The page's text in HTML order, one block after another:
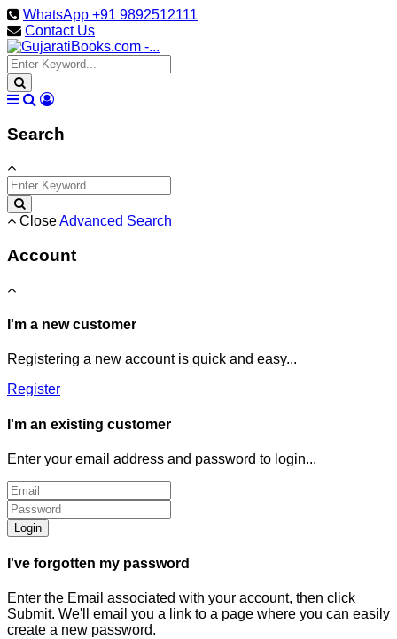
WhatsApp +91 9892512111
Contact Us
Search
CloseAdvanced Search
Account
I'm a new customer
Registering a new account is quick and easy...
Register
I'm an existing customer
Enter your email address and password to login...
Login
I've forgotten my password
Enter the Email associated with your account, then click
Submit. We'll email you a link to a page where you can easily
create a new password.